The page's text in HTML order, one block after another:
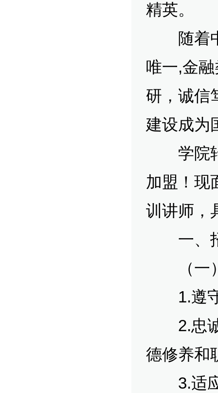
精英。
随着中
唯一,金
研，诚信
建设成为
学院转
加盟！现
训讲师，
一、
（一）
1.遵守
2.忠诚
德修养和
3.适应